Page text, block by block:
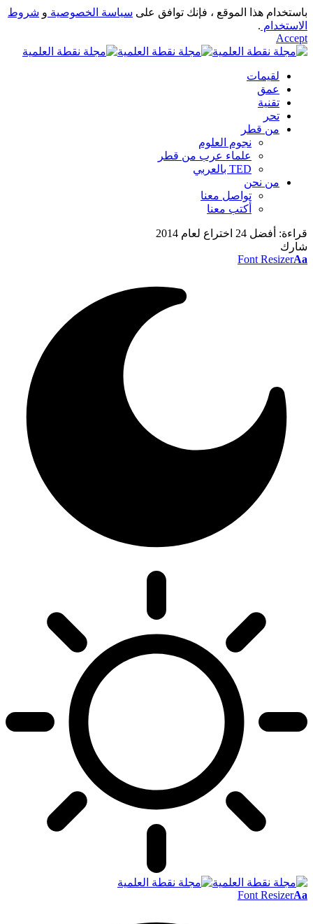
باستخدام هذا الموقع ، فإنك توافق على سياسة الخصوصية و شروط
الاستخدام .
Accept
لقيمات
عمق
تقنية
تحر
من قطر
نجوم العلوم
علماء عرب من قطر
TED بالعربي
من نحن
تواصل معنا
أكتب معنا
قراءة: أفضل 24 اختراع لعام 2014
شارك
Font ResizerAa
Font ResizerAa